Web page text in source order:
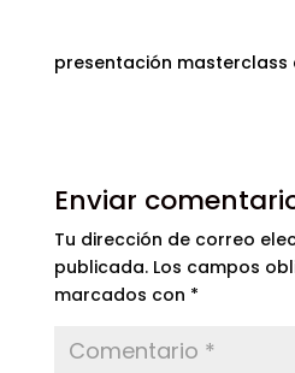
presentación
Enviar
Tu dirección de correo
publicada. Los campos
marcados con *